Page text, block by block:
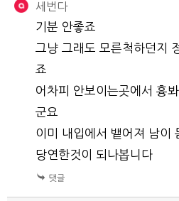
세번다
기분 안좋죠
그냥 그래도 모른척하던지
죠
어차피 안보이는곳에서 흉
군요
이미 내입에서 뱉어져 남이
당연한것이 되나봅니다